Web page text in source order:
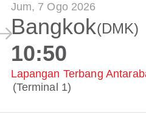
Jum, 7 Ogo 2026
Bangkok(DMK)
10:50
Lapangan Terbang
(Terminal 1)